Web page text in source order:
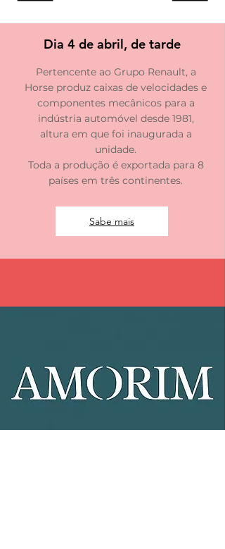
Dia 4 de abril, de tarde
Pertencente ao Grupo Renault, a
Horse produz caixas de velocidades e
componentes mecânicos para a
indústria automóvel desde 1981,
altura em que foi inaugurada a
unidade.
Toda a produção é exportada para 8
países em três continentes.
Sabe mais